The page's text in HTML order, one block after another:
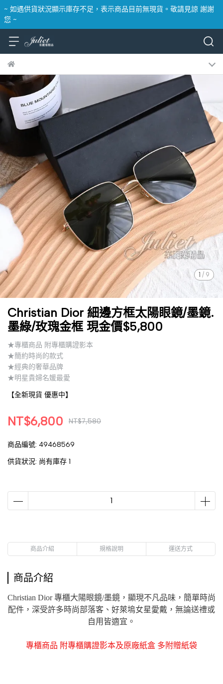
~ 如遇供貨狀況顯示庫存不足，表示商品目前無現貨。敬請見諒 謝謝
您 ~
1 / 9
Christian Dior 細邊方框太陽眼鏡/墨鏡.
墨綠/玫瑰金框 現金價$5,800
★專櫃商品 附專櫃購證影本
★簡約時尚的款式
★經典的奢華品牌
★明星貴婦名媛最愛
【全新現貨 優惠中】
NT$6,800 NT$7,580
商品編號: 49468569
供貨狀況: 尚有庫存 1
商品介紹 規格說明 運送方式
商品介紹
Christian Dior專櫃大陽眼鏡/墨鏡，顯現不凡品味，簡單時尚
配件，深受許多時尚部落客、好萊塢女星愛戴，無論送禮或
自用皆適宜。
專櫃商品 附專櫃購證影本及原廠紙盒 多附贈紙袋